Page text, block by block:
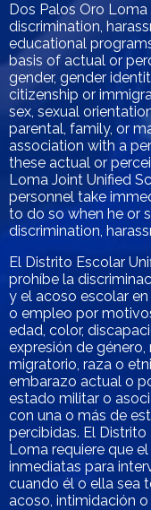
Dos Palos Oro
discrimination,
educational
basis of actual or
gender, gender
citizenship or
sex, sexual
parental, family, or
association with a
these actual or
Loma Joint Unified
personnel take
to do so when he or
discrimination,
El Distrito Escolar
prohíbe la
y el acoso escolar
o empleo por
edad, color,
expresión de
migratorio, raza o
embarazo actual o
estado militar o
con una o más de
percibidas. El
Loma requiere que
inmediatas para
cuando él o ella sea
acoso, intimidación